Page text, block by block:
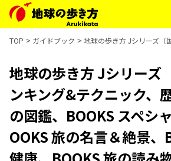
TOP ガイドブック 地球の歩き方 Jシリーズ（
地球の歩き方 Jシリーズ
ンキング&テクニック、
の図鑑、BOOKS スペシ
OOKS 旅の名言＆絶景、